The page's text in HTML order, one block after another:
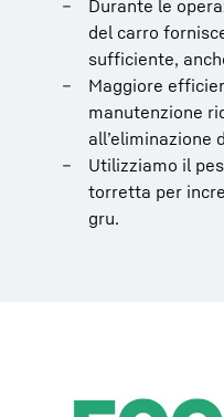
Durante le
del carro
sufficiente,
Maggiore
manutenzione
all’eliminazione
Utilizziamo il
torretta per
gru.